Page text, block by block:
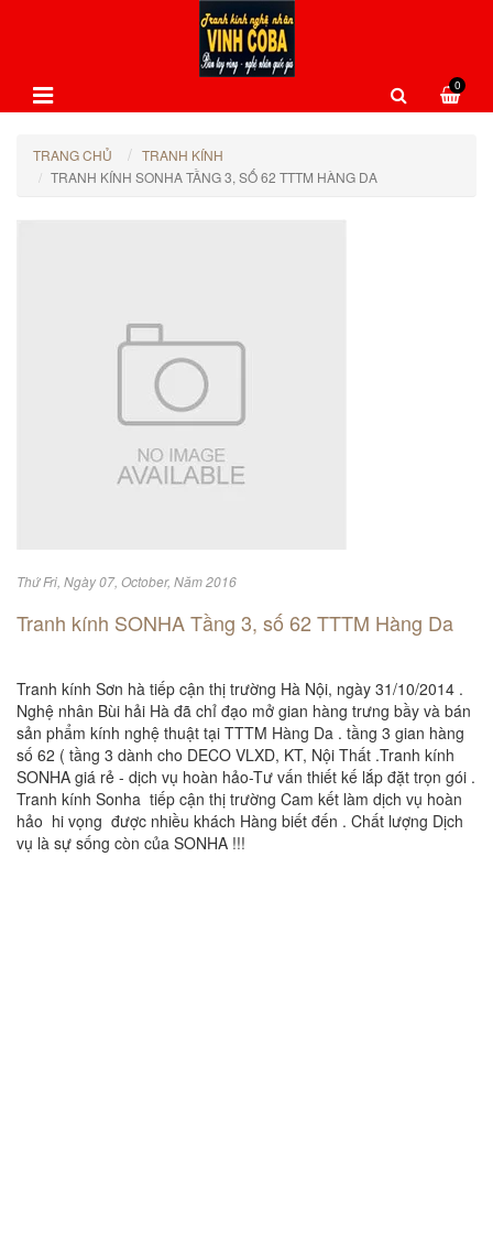
0
TRANG CHỦ
TRANH KÍNH
TRANH KÍNH SONHA TẦNG 3, SỐ 62 TTTM HÀNG DA
Thứ Fri, Ngày 07, October, Năm 2016
Tranh kính SONHA Tầng 3, số 62 TTTM Hàng Da
Tranh kính Sơn hà tiếp cận thị trường Hà Nội, ngày 31/10/2014 .
Nghệ nhân Bùi hải Hà đã chỉ đạo mở gian hàng trưng bầy và bán
sản phẩm kính nghệ thuật tại TTTM Hàng Da . tầng 3 gian hàng
số 62 ( tầng 3 dành cho DECO VLXD, KT, Nội Thất .Tranh kính
SONHA giá rẻ - dịch vụ hoàn hảo-Tư vấn thiết kế lắp đặt trọn gói .
Tranh kính Sonha tiếp cận thị trường Cam kết làm dịch vụ hoàn
hảo hi vọng được nhiều khách Hàng biết đến . Chất lượng Dịch
vụ là sự sống còn của SONHA !!!